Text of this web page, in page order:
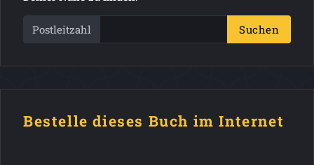
Postleitzahl Suchen
Bestelle dieses Buch im Internet